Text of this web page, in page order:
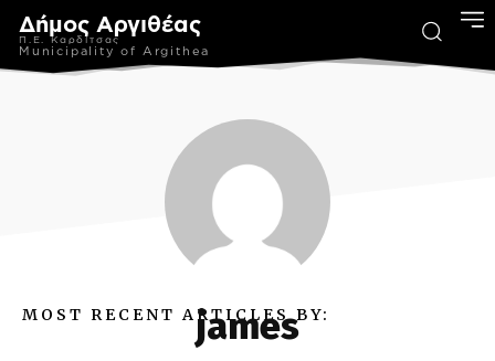
Δήμος Αργιθέας
Π.Ε. Καρδίτσας
Municipality of Argithea
MOST RECENT ARTICLES BY:
james